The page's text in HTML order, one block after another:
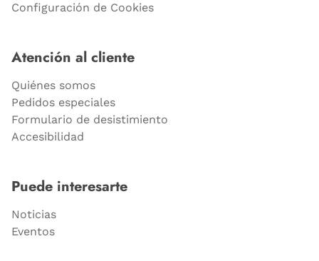
Configuración de Cookies
Atención al cliente
Quiénes somos
Pedidos especiales
Formulario de desistimiento
Accesibilidad
Puede interesarte
Noticias
Eventos